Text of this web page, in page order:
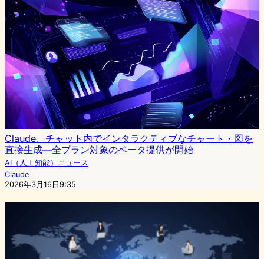
Claude、チャット内でインタラクティブなチャート・図を
直接生成—全プラン対象のベータ提供が開始
AI（人工知能）ニュース
Claude
2026年3月16日9:35